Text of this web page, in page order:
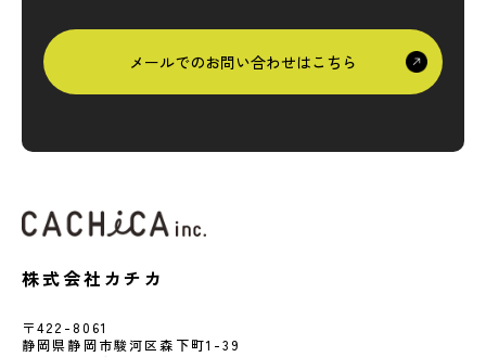
メールでのお問い合わせはこちら
株式会社カチカ
〒422-8061
静岡県静岡市駿河区森下町1-39